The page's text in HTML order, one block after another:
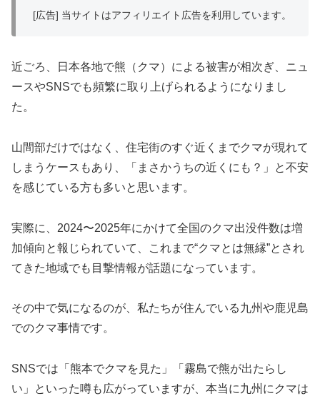
[広告] 当サイトはアフィリエイト広告を利用しています。
近ごろ、日本各地で熊（クマ）による被害が相次ぎ、ニュ
ースやSNSでも頻繁に取り上げられるようになりまし
た。
山間部だけではなく、住宅街のすぐ近くまでクマが現れて
しまうケースもあり、「まさかうちの近くにも？」と不安
を感じている方も多いと思います。
実際に、2024〜2025年にかけて全国のクマ出没件数は増
加傾向と報じられていて、これまで“クマとは無縁”とされ
てきた地域でも目撃情報が話題になっています。
その中で気になるのが、私たちが住んでいる九州や鹿児島
でのクマ事情です。
SNSでは「熊本でクマを見た」「霧島で熊が出たらし
い」といった噂も広がっていますが、本当に九州にクマは